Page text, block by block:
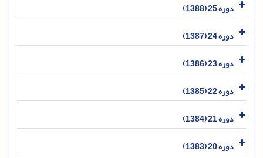
دوره 25 (1388)
دوره 24 (1387)
دوره 23 (1386)
دوره 22 (1385)
دوره 21 (1384)
دوره 20 (1383)